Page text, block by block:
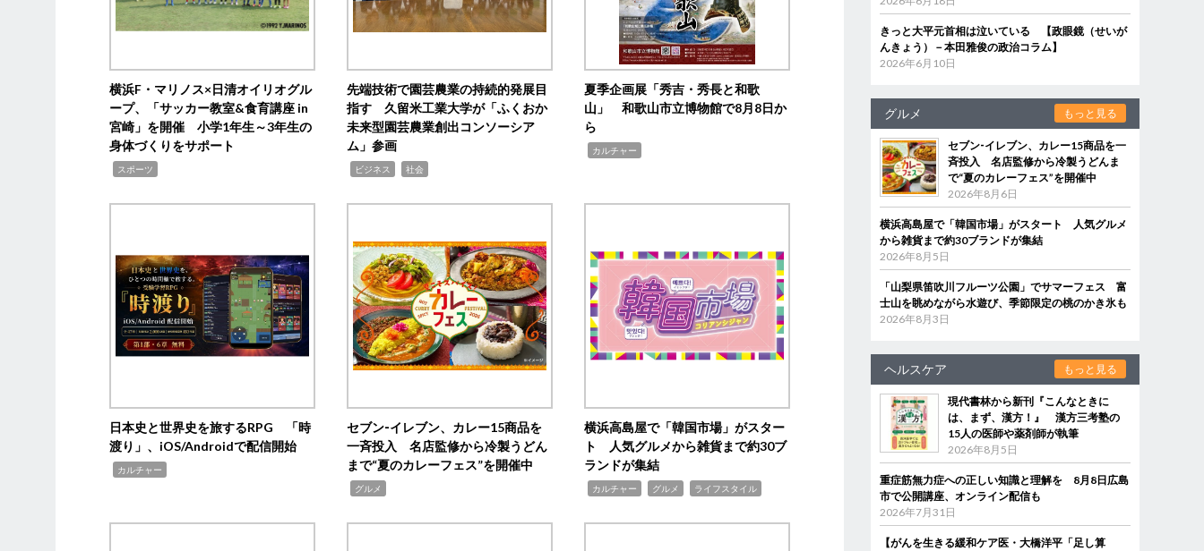
横浜F・マリノス×日清オイリオグル
ープ、「サッカー教室&食育講座 in
宮崎」を開催 小学1年生～3年生の
身体づくりをサポート
スポーツ
先端技術で園芸農業の持続的発展目
指す 久留米工業大学が「ふくおか
未来型園芸農業創出コンソーシア
ム」参画
ビジネス 社会
夏季企画展「秀吉・秀長と和歌
山」 和歌山市立博物館で8月8日か
ら
カルチャー
日本史と世界史を旅するRPG 「時
渡り」、iOS/Androidで配信開始
カルチャー
セブン‐イレブン、カレー15商品を
一斉投入 名店監修から冷製うどん
まで“夏のカレーフェス”を開催中
グルメ
横浜高島屋で「韓国市場」がスター
ト 人気グルメから雑貨まで約30ブ
ランドが集結
カルチャー グルメ ライフスタイル
きっと大平元首相は泣いている 【政眼鏡（せいが
んきょう）－本田雅俊の政治コラム】
2026年6月10日
グルメ もっと見る
セブン‐イレブン、カレー15商品を一
斉投入 名店監修から冷製うどんま
で“夏のカレーフェス”を開催中
2026年8月6日
横浜高島屋で「韓国市場」がスタート 人気グルメ
から雑貨まで約30ブランドが集結
2026年8月5日
「山梨県笛吹川フルーツ公園」でサマーフェス 富
士山を眺めながら水遊び、季節限定の桃のかき氷も
2026年8月3日
ヘルスケア もっと見る
現代書林から新刊『こんなときに
は、まず、漢方！』 漢方三考塾の
15人の医師や薬剤師が執筆
2026年8月5日
重症筋無力症への正しい知識と理解を 8月8日広島
市で公開講座、オンライン配信も
2026年7月31日
【がんを生きる緩和ケア医・大橋洋平「足し算